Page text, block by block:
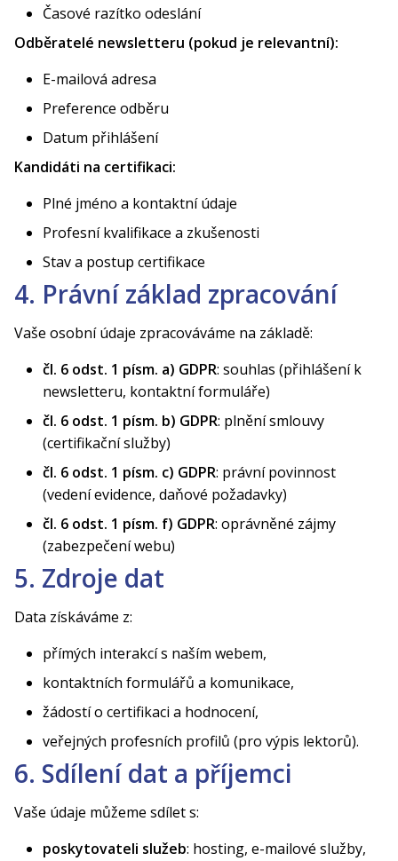
Časové razítko odeslání
Odběratelé newsletteru (pokud je relevantní):
E-mailová adresa
Preference odběru
Datum přihlášení
Kandidáti na certifikaci:
Plné jméno a kontaktní údaje
Profesní kvalifikace a zkušenosti
Stav a postup certifikace
4. Právní základ zpracování
Vaše osobní údaje zpracováváme na základě:
čl. 6 odst. 1 písm. a) GDPR: souhlas (přihlášení k
newsletteru, kontaktní formuláře)
čl. 6 odst. 1 písm. b) GDPR: plnění smlouvy
(certifikační služby)
čl. 6 odst. 1 písm. c) GDPR: právní povinnost
(vedení evidence, daňové požadavky)
čl. 6 odst. 1 písm. f) GDPR: oprávněné zájmy
(zabezpečení webu)
5. Zdroje dat
Data získáváme z:
přímých interakcí s naším webem,
kontaktních formulářů a komunikace,
žádostí o certifikaci a hodnocení,
veřejných profesních profilů (pro výpis lektorů).
6. Sdílení dat a příjemci
Vaše údaje můžeme sdílet s:
poskytovateli služeb: hosting, e-mailové služby,